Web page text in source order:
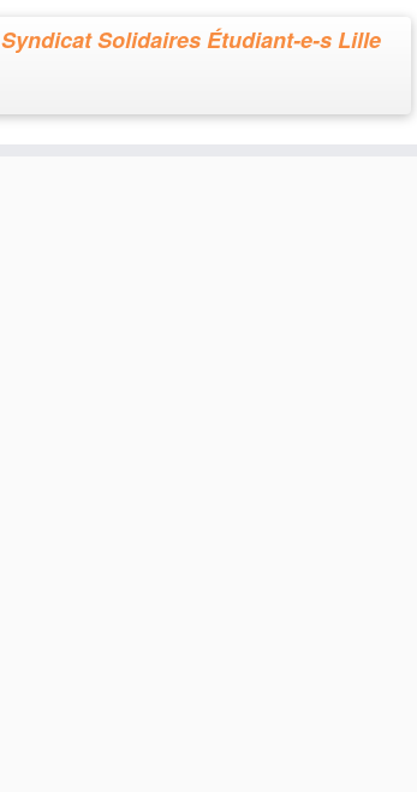
Syndicat Solidaires Étudiant-e-s Lille